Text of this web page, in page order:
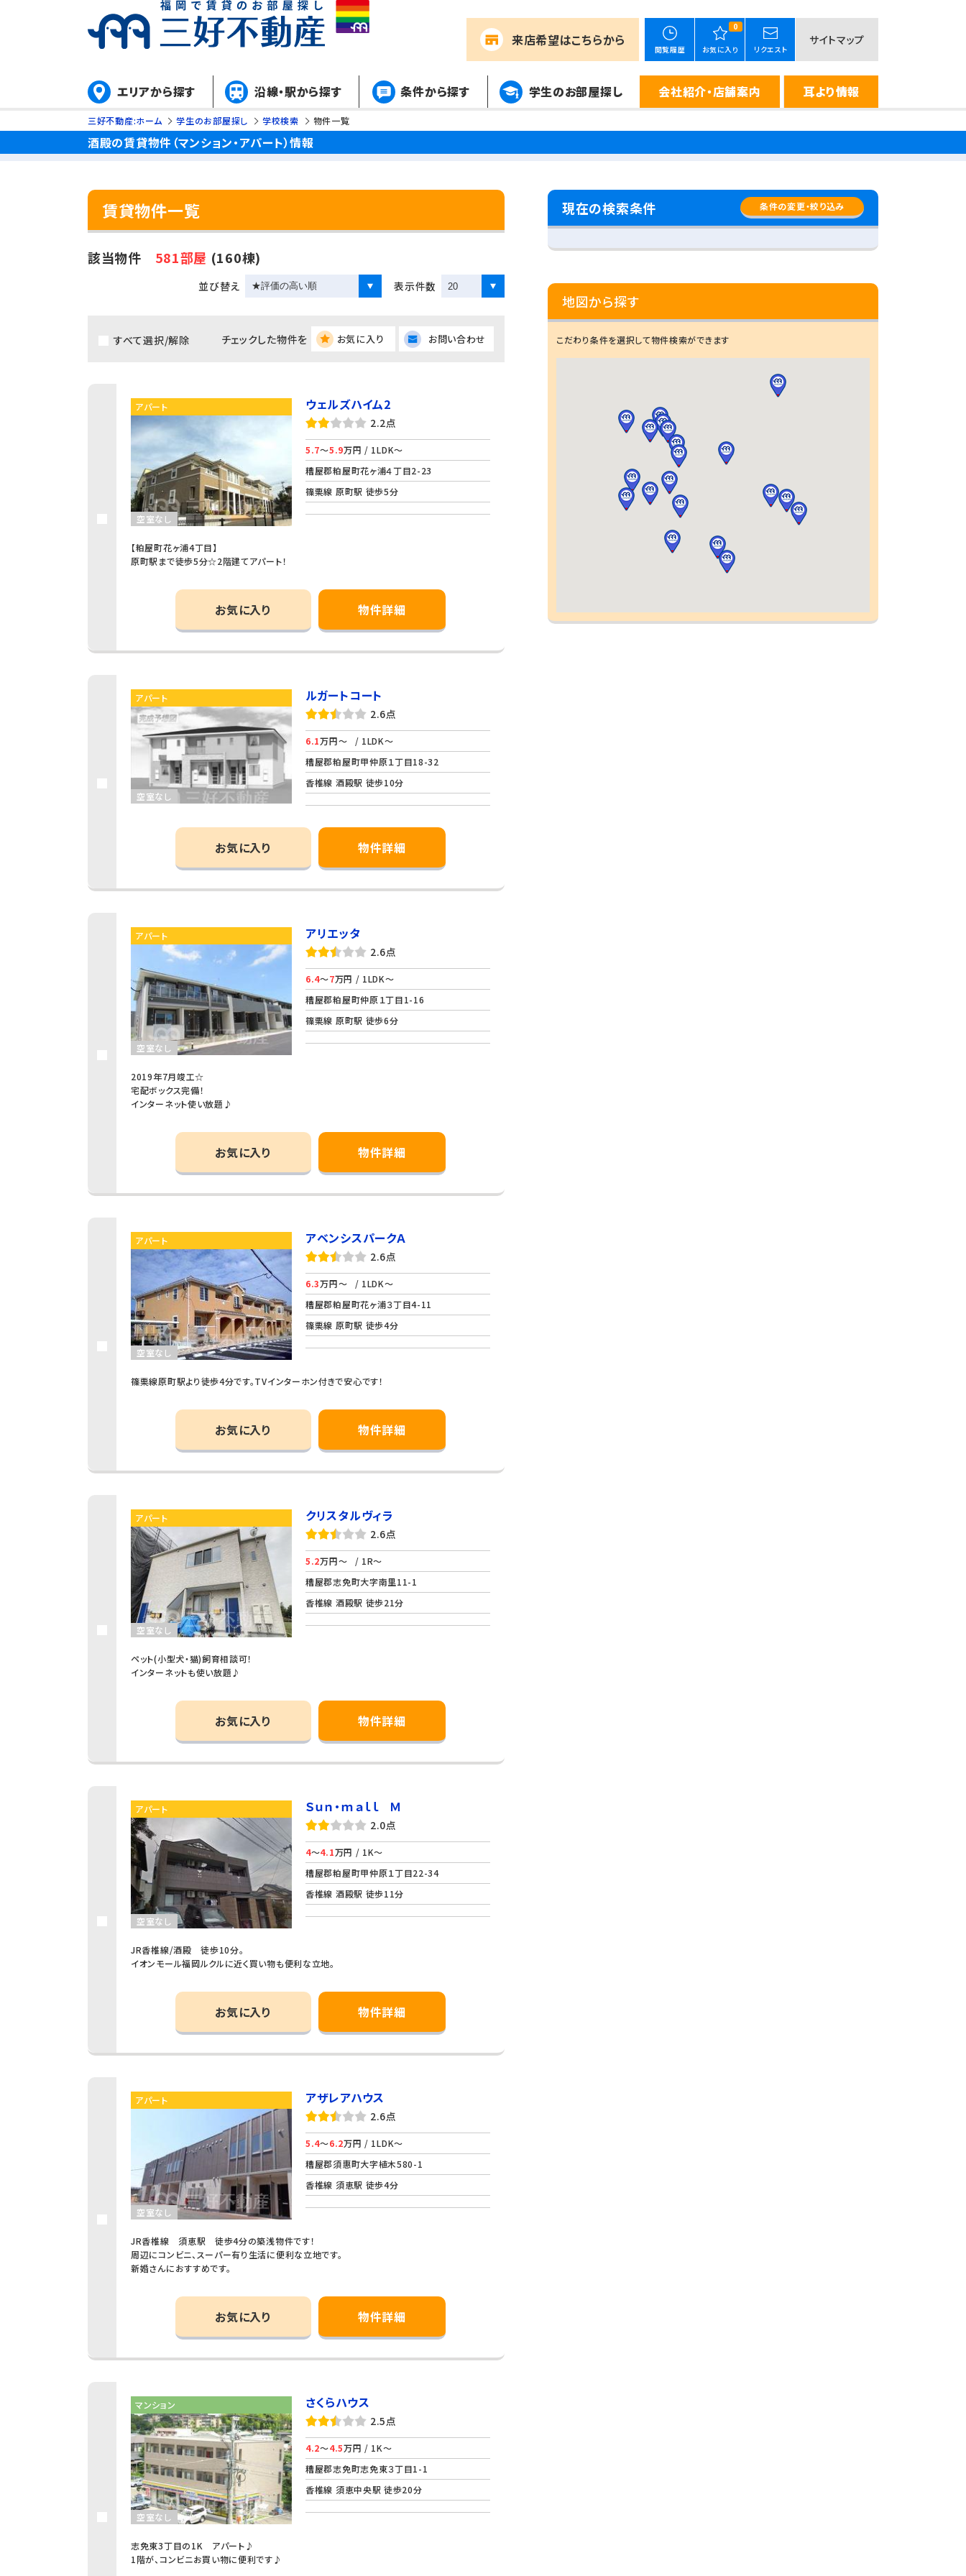
来店希望はこちらから
閲覧履歴
0
お気に入り リクエスト
サイトマップ
エリアから探す 沿線・駅から探す 条件から探す 学生のお部屋探し 会社紹介・店舗案内 耳より情報
三好不動産:ホーム 学生のお部屋探し 学校検索 物件一覧
酒殿の賃貸物件（マンション・アパート）情報
賃貸物件一覧
該当物件 581部屋 (160棟)
並び替え 表示件数
すべて選択/解除 チェックした物件を お気に入り お問い合わせ
アパート
空室なし
ウェルズハイム2
2.2点
5.7～5.9万円 / 1LDK～
糟屋郡粕屋町花ヶ浦４丁目2-23
篠栗線 原町駅 徒歩5分
【粕屋町花ヶ浦4丁目】
原町駅まで徒歩5分☆2階建てアパート！
お気に入り 物件詳細
アパート
空室なし
ルガートコート
2.6点
6.1万円～
/ 1LDK～
糟屋郡粕屋町甲仲原１丁目18-32
香椎線 酒殿駅 徒歩10分
お気に入り 物件詳細
アパート
空室なし
アリエッタ
2.6点
6.4～7万円 / 1LDK～
糟屋郡粕屋町仲原１丁目1-16
篠栗線 原町駅 徒歩6分
2019年7月竣工☆
宅配ボックス完備！
インターネット使い放題♪
お気に入り 物件詳細
アパート
空室なし
アベンシスパークＡ
2.6点
6.3万円～
/ 1LDK～
糟屋郡粕屋町花ヶ浦３丁目4-11
篠栗線 原町駅 徒歩4分
篠栗線原町駅より徒歩4分です。TVインターホン付きで安心です！
お気に入り 物件詳細
アパート
空室なし
クリスタルヴィラ
2.6点
5.2万円～
/ 1R～
糟屋郡志免町大字南里11-1
香椎線 酒殿駅 徒歩21分
ペット(小型犬・猫)飼育相談可！
インターネットも使い放題♪
お気に入り 物件詳細
アパート
空室なし
Ｓｕｎ・ｍａｌｌ Ｍ
2.0点
4～4.1万円 / 1K～
糟屋郡粕屋町甲仲原１丁目22-34
香椎線 酒殿駅 徒歩11分
JR香椎線/酒殿 徒歩10分。
イオンモール福岡ルクルに近く買い物も便利な立地。
お気に入り 物件詳細
アパート
空室なし
アザレアハウス
2.6点
5.4～6.2万円 / 1LDK～
糟屋郡須惠町大字植木580-1
香椎線 須恵駅 徒歩4分
JR香椎線 須恵駅 徒歩4分の築浅物件です！
周辺にコンビニ、スーパー有り生活に便利な立地です。
新婚さんにおすすめです。
お気に入り 物件詳細
マンション
空室なし
さくらハウス
2.5点
4.2～4.5万円 / 1K～
糟屋郡志免町志免東３丁目1-1
香椎線 須恵中央駅 徒歩20分
志免東3丁目の1K アパート♪
1階が、コンビニお買い物に便利です♪
現在の検索条件 条件の変更・絞り込み
地図から探す
こだわり条件を選択して物件検索ができます